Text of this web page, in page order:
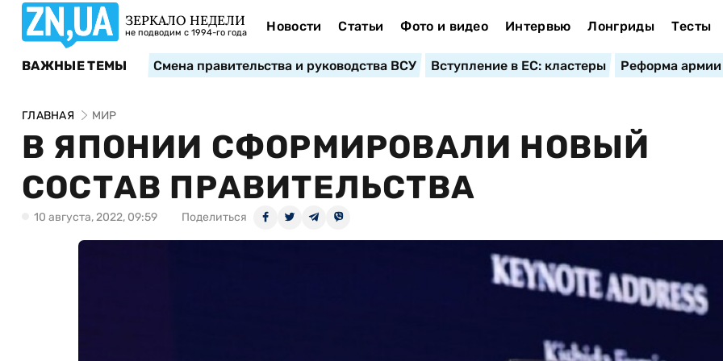
ЗЕРКАЛО НЕДЕЛИ
не подводим с 1994-го года Новости Статьи Фото и видео Интервью Лонгриды Тесты
ВАЖНЫЕ ТЕМЫ Смена правительства и руководства ВСУ Вступление в ЕС: кластеры Реформа армии
ГЛАВНАЯ МИР
В ЯПОНИИ СФОРМИРОВАЛИ НОВЫЙ
СОСТАВ ПРАВИТЕЛЬСТВА
10 августа, 2022, 09:59 Поделиться